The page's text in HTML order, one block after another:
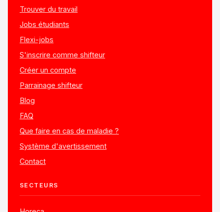
Trouver du travail
Jobs étudiants
Flexi-jobs
S'inscrire comme shifteur
Créer un compte
Parrainage shifteur
Blog
FAQ
Que faire en cas de maladie ?
Système d'avertissement
Contact
SECTEURS